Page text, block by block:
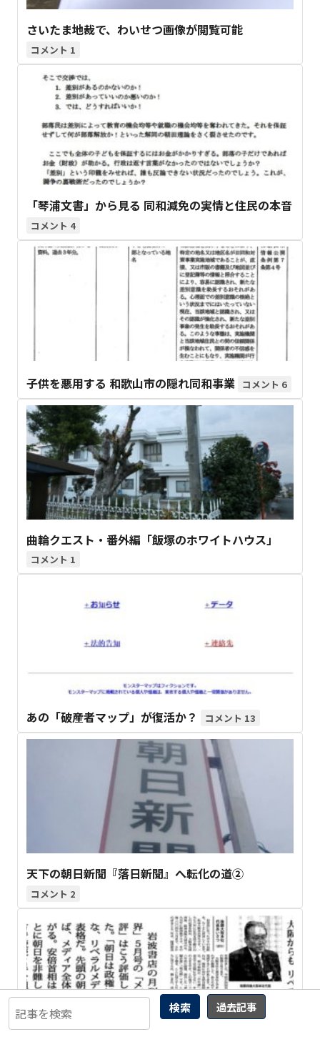
検索 過去記事
さいたま地裁で、わいせつ画像が閲覧可能
1
「琴浦文書」から見る 同和減免の実情と住民の本音
4
子供を悪用する 和歌山市の隠れ同和事業 6
曲輪クエスト・番外編「飯塚のホワイトハウス」
1
あの「破産者マップ」が復活か？ 13
天下の朝日新聞『落日新聞』へ転化の道②
2